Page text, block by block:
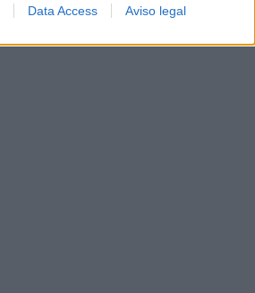
Data Access Aviso legal